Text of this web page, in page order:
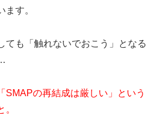
す。
ても「触れないでおこう」となる
SMAPの再結成は厳しい」という